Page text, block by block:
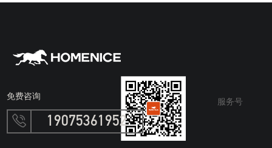
服务号
免费咨询
19075361952